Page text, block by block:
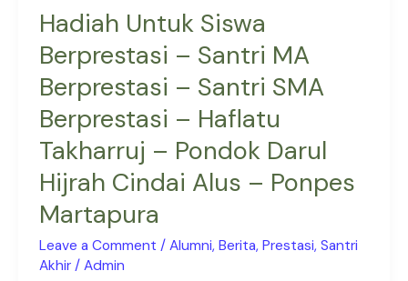
Hadiah Untuk Siswa
Berprestasi – Santri MA
Berprestasi – Santri SMA
Berprestasi – Haflatu
Takharruj – Pondok Darul
Hijrah Cindai Alus – Ponpes
Martapura
Leave a Comment /Alumni,Berita,Prestasi,Santri
Akhir /Admin
Berprestasi
–
Haflatu
Takharruj
Pondok
Darul
Hijrah
Cindai
Alus
–
Ponpes